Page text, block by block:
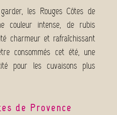
les Rouges Côtes de
couleur intense, de rubis
charmeur et rafraîchissant
consommés cet été, une
pour les cuvaisons plus
de Provence